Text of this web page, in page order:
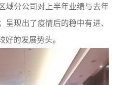
域分公司对上半年业绩与去年
现出了疫情后的稳中有进、
的发展势头。